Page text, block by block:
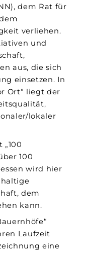
dem Rat für
verliehen.
und
aus, die sich
einsetzen. In
Ort“ liegt der
lokaler
100
wird hier
dem
kann.
Laufzeit
eine